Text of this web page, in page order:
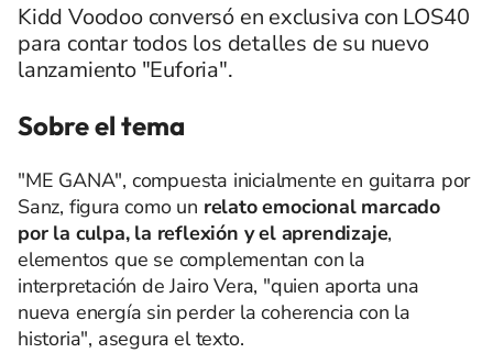
Kidd Voodoo conversó en exclusiva con LOS40
para contar todos los detalles de su nuevo
lanzamiento "Euforia".
Sobre el tema
"ME GANA", compuesta inicialmente en guitarra por
Sanz, figura como un relato emocional marcado
por la culpa, la reflexión y el aprendizaje,
elementos que se complementan con la
interpretación de Jairo Vera, "quien aporta una
nueva energía sin perder la coherencia con la
historia", asegura el texto.